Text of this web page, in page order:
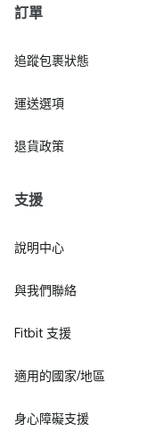
訂單
追蹤包裹狀態
運送選項
退貨政策
支援
說明中心
與我們聯絡
Fitbit 支援
適用的國家/地區
身心障礙支援